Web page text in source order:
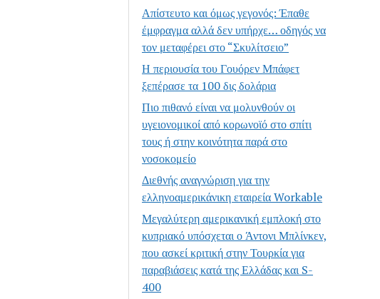
Απίστευτο και όμως γεγονός: Έπαθε
έμφραγμα αλλά δεν υπήρχε… οδηγός να
τον μεταφέρει στο “Σκυλίτσειο”
Η περιουσία του Γουόρεν Μπάφετ
ξεπέρασε τα 100 δις δολάρια
Πιο πιθανό είναι να μολυνθούν οι
υγειονομικοί από κορωνοϊό στο σπίτι
τους ή στην κοινότητα παρά στο
νοσοκομείο
Διεθνής αναγνώριση για την
ελληνοαμερικάνικη εταιρεία Workable
Μεγαλύτερη αμερικανική εμπλοκή στο
κυπριακό υπόσχεται ο Άντονι Μπλίνκεν,
που ασκεί κριτική στην Τουρκία για
παραβιάσεις κατά της Ελλάδας και S-
400